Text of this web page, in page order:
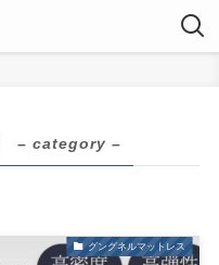
– category –
グングネルマットレス